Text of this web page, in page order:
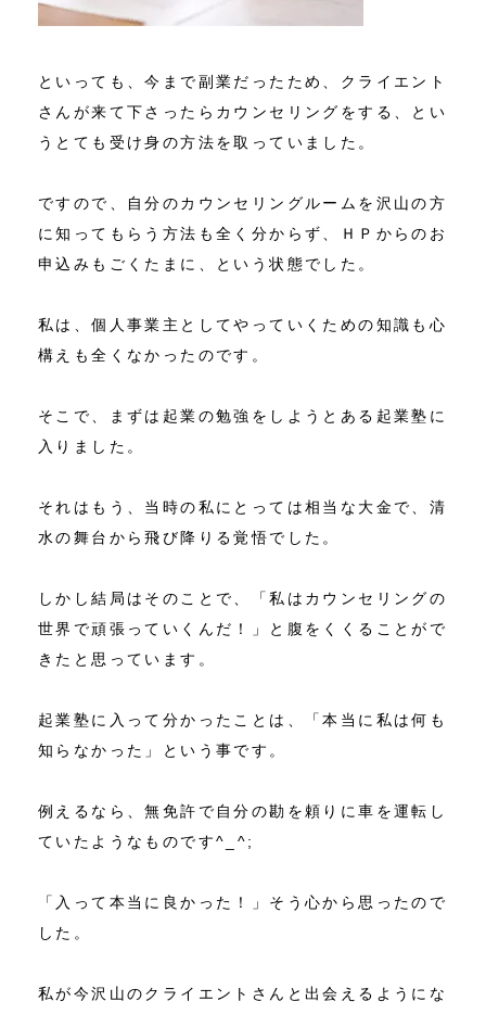
といっても、今まで副業だったため、クライエント
さんが来て下さったらカウンセリングをする、とい
うとても受け身の方法を取っていました。
ですので、自分のカウンセリングルームを沢山の方
に知ってもらう方法も全く分からず、ＨＰからのお
申込みもごくたまに、という状態でした。
私は、個人事業主としてやっていくための知識も心
構えも全くなかったのです。
そこで、まずは起業の勉強をしようとある起業塾に
入りました。
それはもう、当時の私にとっては相当な大金で、清
水の舞台から飛び降りる覚悟でした。
しかし結局はそのことで、「私はカウンセリングの
世界で頑張っていくんだ！」と腹をくくることがで
きたと思っています。
起業塾に入って分かったことは、「本当に私は何も
知らなかった」という事です。
例えるなら、無免許で自分の勘を頼りに車を運転し
ていたようなものです^_^;
「入って本当に良かった！」そう心から思ったので
した。
私が今沢山のクライエントさんと出会えるようにな